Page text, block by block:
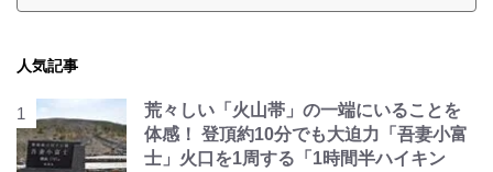
人気記事
荒々しい「火山帯」の一端にいることを
体感！ 登頂約10分でも大迫力「吾妻小富
士」火口を1周する「1時間半ハイキン